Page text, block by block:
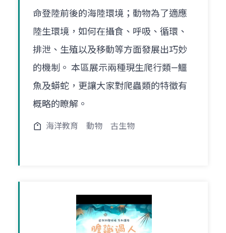
命登陸前後的海陸環境；動物為了適應
陸生環境，如何在攝食、呼吸、循環、
排泄、生殖以及移動等方面發展出巧妙
的機制。 本區展示兩種現生爬行類—鱷
魚及蟒蛇，更讓大家對爬蟲類的特徵有
概略的瞭解。
海洋教育 動物 古生物